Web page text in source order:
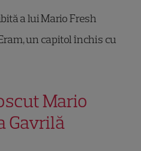
a lui Mario Fresh
un capitol închis cu
Mario
Gavrilă